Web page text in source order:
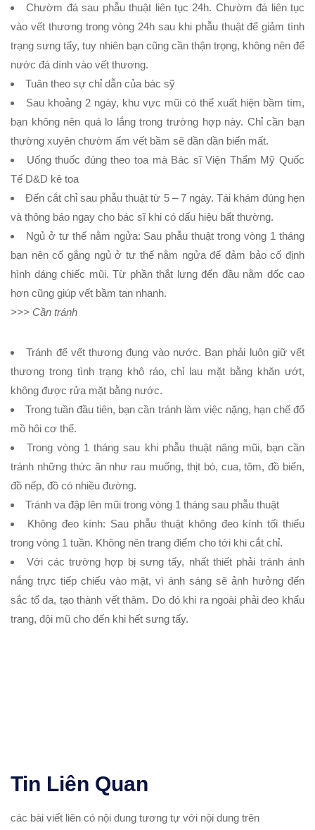
Chườm đá sau phẫu thuật liên tục 24h. Chườm đá liên tục
vào vết thương trong vòng 24h sau khi phẫu thuật để giảm tình
trạng sưng tấy, tuy nhiên bạn cũng cần thận trọng, không nên để
nước đá dính vào vết thương.
Tuân theo sự chỉ dẫn của bác sỹ
Sau khoảng 2 ngày, khu vực mũi có thể xuất hiện bầm tím,
bạn không nên quá lo lắng trong trường hợp này. Chỉ cần bạn
thường xuyên chườm ấm vết bầm sẽ dần dần biến mất.
Uống thuốc đúng theo toa mà Bác sĩ Viện Thẩm Mỹ Quốc
Tế D&D kê toa
Đến cắt chỉ sau phẫu thuật từ 5 – 7 ngày. Tái khám đúng hẹn
và thông báo ngay cho bác sĩ khi có dấu hiệu bất thường.
Ngủ ở tư thế nằm ngửa: Sau phẫu thuật trong vòng 1 tháng
bạn nên cố gắng ngủ ở tư thế nằm ngửa để đảm bảo cố định
hình dáng chiếc mũi. Từ phần thắt lưng đến đầu nằm dốc cao
hơn cũng giúp vết bầm tan nhanh.
>>> Cần tránh
Tránh để vết thương đụng vào nước. Bạn phải luôn giữ vết
thương trong tình trạng khô ráo, chỉ lau mặt bằng khăn ướt,
không được rửa mặt bằng nước.
Trong tuần đầu tiên, bạn cần tránh làm việc nặng, hạn chế đổ
mồ hôi cơ thể.
Trong vòng 1 tháng sau khi phẫu thuật nâng mũi, bạn cần
tránh những thức ăn như rau muống, thịt bò, cua, tôm, đồ biển,
đồ nếp, đồ có nhiều đường.
Tránh va đập lên mũi trong vòng 1 tháng sau phẫu thuật
Không đeo kính: Sau phẫu thuật không đeo kính tối thiểu
trong vòng 1 tuần. Không nên trang điểm cho tới khi cắt chỉ.
Với các trường hợp bị sưng tấy, nhất thiết phải tránh ánh
nắng trực tiếp chiếu vào mặt, vì ánh sáng sẽ ảnh hưởng đến
sắc tố da, tạo thành vết thâm. Do đó khi ra ngoài phải đeo khẩu
trang, đội mũ cho đến khi hết sưng tấy.
Tin Liên Quan
các bài viết liên có nội dung tương tự với nội dung trên